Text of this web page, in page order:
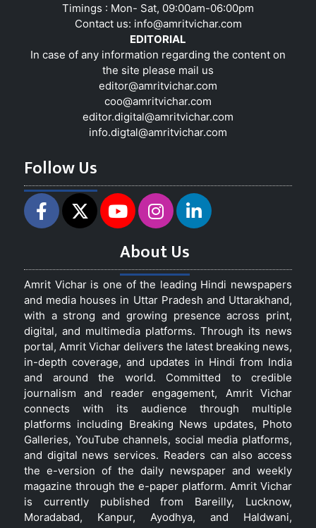
Timings : Mon- Sat, 09:00am-06:00pm
Contact us: info@amritvichar.com
EDITORIAL
In case of any information regarding the content on
the site please mail us
editor@amritvichar.com
coo@amritvichar.com
editor.digital@amritvichar.com
info.digtal@amritvichar.com
Follow Us
About Us
Amrit Vichar is one of the leading Hindi newspapers
and media houses in Uttar Pradesh and Uttarakhand,
with a strong and growing presence across print,
digital, and multimedia platforms. Through its news
portal, Amrit Vichar delivers the latest breaking news,
in-depth coverage, and updates in Hindi from India
and around the world. Committed to credible
journalism and reader engagement, Amrit Vichar
connects with its audience through multiple
platforms including Breaking News updates, Photo
Galleries, YouTube channels, social media platforms,
and digital news services. Readers can also access
the e-version of the daily newspaper and weekly
magazine through the e-paper platform. Amrit Vichar
is currently published from Bareilly, Lucknow,
Moradabad, Kanpur, Ayodhya, and Haldwani,